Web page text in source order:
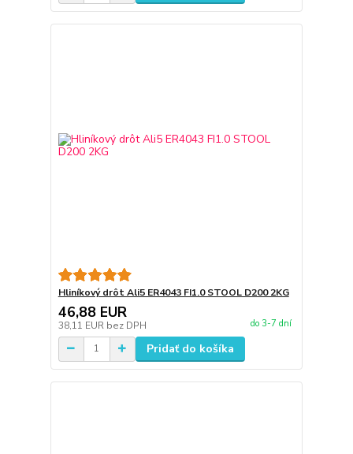
Hliníkový drôt Ali5 ER4043 FI1.0 STOOL D200 2KG
46,88 EUR
38,11 EUR bez DPH do 3-7 dní
Pridať do košíka